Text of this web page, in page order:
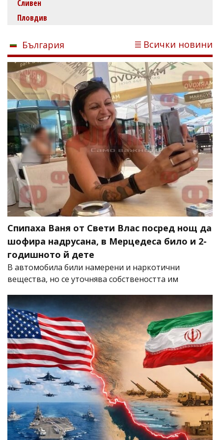
Сливен
Пловдив
България Всички новини
Спипаха Ваня от Свети Влас посред нощ да
шофира надрусана, в Мерцедеса било и 2-
годишното й дете
В автомобила били намерени и наркотични
вещества, но се уточнява собствеността им